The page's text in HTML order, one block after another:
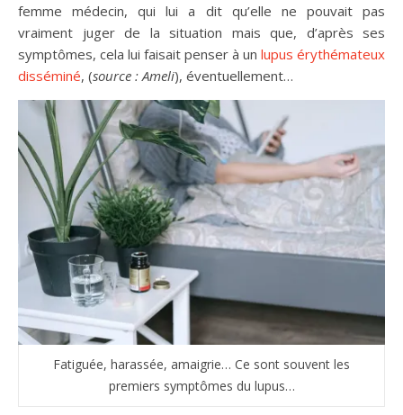
femme médecin, qui lui a dit qu’elle ne pouvait pas
vraiment juger de la situation mais que, d’après ses
symptômes, cela lui faisait penser à un lupus érythémateux
disséminé, (source : Ameli), éventuellement…
Fatiguée, harassée, amaigrie… Ce sont souvent les
premiers symptômes du lupus…